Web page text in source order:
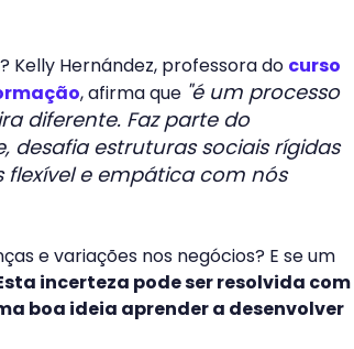
Kelly Hernández, professora do curso
, afirma que "é um processo
diferente. Faz parte do
estruturas sociais rígidas
e empática com nós
e variações nos negócios? E se um
incerteza pode ser resolvida com
boa ideia aprender a desenvolver